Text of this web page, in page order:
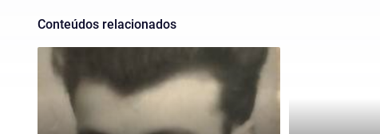
Conteúdos relacionados